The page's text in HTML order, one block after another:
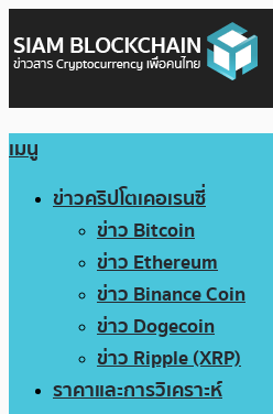
เมนู
ข่าวคริปโตเคอเรนซี่
ข่าว Bitcoin
ข่าว Ethereum
ข่าว Binance Coin
ข่าว Dogecoin
ข่าว Ripple (XRP)
ราคาและการวิเคราะห์